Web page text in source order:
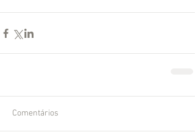
Comentários